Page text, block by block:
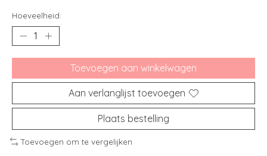
Hoeveelheid:
Toevoegen aan winkelwagen
Aan verlanglijst toevoegen
Plaats bestelling
Toevoegen om te vergelijken